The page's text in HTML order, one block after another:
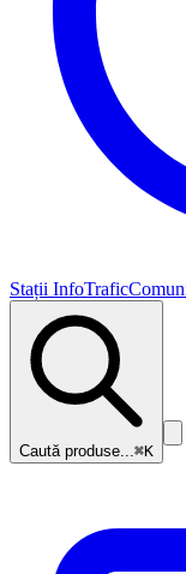
Stații InfoTrafic
Caută produse...⌘K